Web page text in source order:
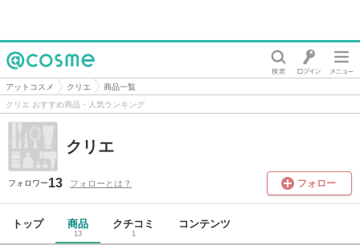
@cosme
アットコスメ クリエ
商品一覧
クリエ おすすめ商品・人気ランキング
クリエ
フォロワー13 フォローとは？ フォロー
トップ 商品
13
クチコミ
1
コンテンツ